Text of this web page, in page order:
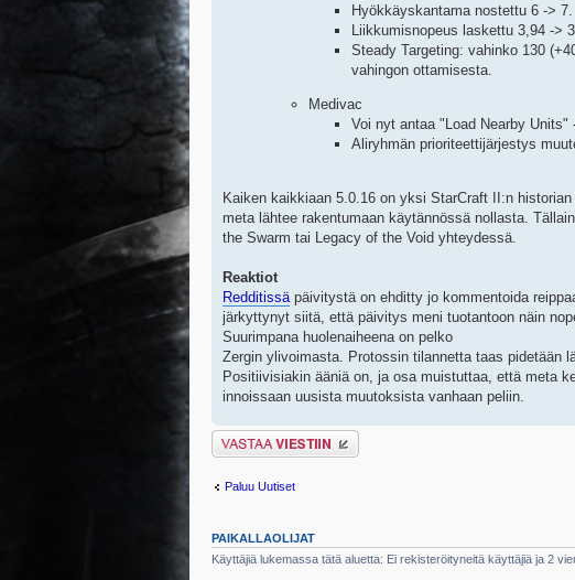
Hyökkäyskantama nostettu 6 -> 7.
Liikkumisnopeus laskettu 3,94 ->
Steady Targeting: vahinko 130
vahingon ottamisesta.
Medivac
Voi nyt antaa "Load Nearby Units"
Aliryhmän prioriteettijärjestys
Kaiken kaikkiaan 5.0.16 on yksi StarCraft II:n
meta lähtee rakentumaan käytännössä nollasta.
the Swarm tai Legacy of the Void yhteydessä.
Reaktiot
Redditissä päivitystä on ehditty jo kommentoida
järkyttynyt siitä, että päivitys meni tuotantoon näin
Suurimpana huolenaiheena on pelko
Zergin ylivoimasta. Protossin tilannetta taas pidetään
Positiivisiakin ääniä on, ja osa muistuttaa, että meta
innoissaan uusista muutoksista vanhaan peliin.
Lähetä vastaus
Paluu Uutiset
PAIKALLAOLIJAT
Käyttäjiä lukemassa tätä aluetta: Ei rekisteröityneitä käyttäjiä ja 2